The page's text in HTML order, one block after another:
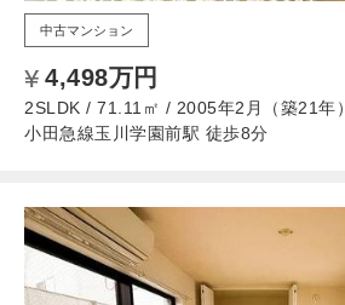
中古マンション
4,498万円
2SLDK / 71.11㎡ / 2005年2月（築21年）
小田急線玉川学園前駅 徒歩8分